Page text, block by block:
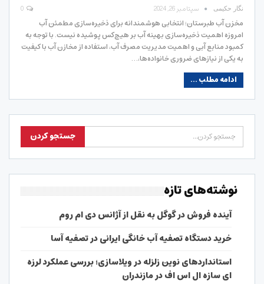
نگار حکیمی سپتامبر 26, 2024
مخزن آب طبرستان؛ انتخابی هوشمندانه برای ذخیره‌سازی مطمئن آب
امروزه اهمیت ذخیره‌سازی بهینه آب بر هیچ‌کس پوشیده نیست. با توجه به
کمبود منابع آبی و اهمیت مدیریت مصرف آب، استفاده از مخازن آب با کیفیت
به یکی از نیازهای ضروری خانواده‌ها،…
ادامه مطلب ...
نوشته‌های تازه
آینده فروش در گوگل به نقل از آژانس دی ام روم
خرید دستگاه تصفیه آب خانگی ایرانی در تصفیه آسا
استانداردهای نوین زلزله در ویلاسازی؛ بررسی عملکرد لرزه
ای سازه ال اس اف در مازندران